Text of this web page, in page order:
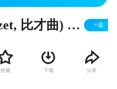
Agnus Dei (by Bizet, 比才曲) 指挥: 张朝晖 +追
收藏 下载 分享